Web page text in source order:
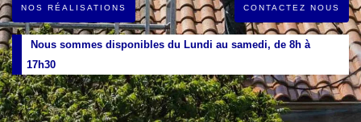
NOS RÉALISATIONS CONTACTEZ NOUS
Nous sommes disponibles du Lundi au samedi, de 8h à
17h30